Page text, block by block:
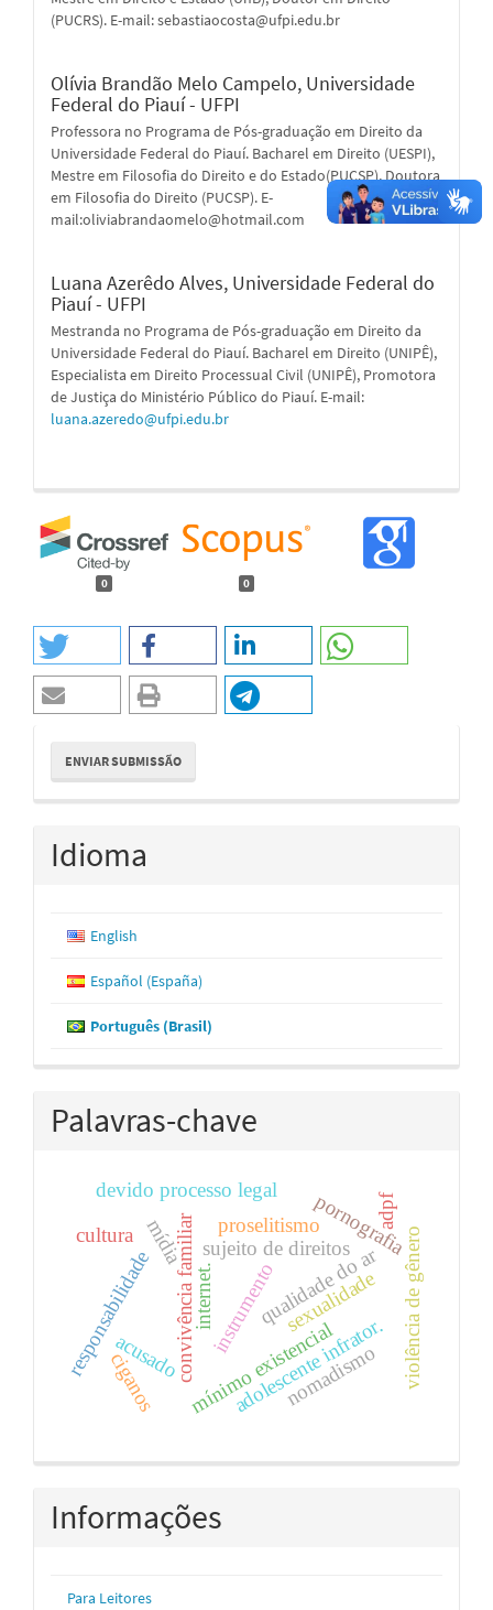
(PUCRS). E-mail: sebastiaocosta@ufpi.edu.br
Olívia Brandão Melo Campelo, Universidade
Federal do Piauí - UFPI
Professora no Programa de Pós-graduação em Direito da
Universidade Federal do Piauí. Bacharel em Direito (UESPI),
Mestre em Filosofia do Direito e do Estado(PUCSP), Doutora
em Filosofia do Direito (PUCSP). E-
mail:oliviabrandaomelo@hotmail.com
Luana Azerêdo Alves, Universidade Federal do
Piauí - UFPI
Mestranda no Programa de Pós-graduação em Direito da
Universidade Federal do Piauí. Bacharel em Direito (UNIPÊ),
Especialista em Direito Processual Civil (UNIPÊ), Promotora
de Justiça do Ministério Público do Piauí. E-mail:
luana.azeredo@ufpi.edu.br
0 0
Enviar
Submissão
ENVIAR SUBMISSÃO
Idioma
English
Español (España)
Português (Brasil)
Palavras-chave
convivência familiar adolescente infrator.
sujeito de direitos
mínimo existencial
qualidade do ar
instrumento
acusado
mídia
sexualidade
pornografia
violência de gênero
proselitismo
responsabilidade
devido processo legal
nomadismo
ciganos
adpf
cultura
internet.
Informações
Para Leitores